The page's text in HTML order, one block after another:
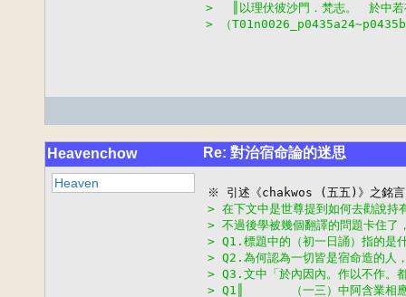
> 　║以理伏彼沙門．梵志。　於中
> （
Heavenchow Re: 對治宿命論的迷思
Heaven
> 在下文中是世尊提到如何去勸說持
> 不過後學被幾個翻譯的問題卡住了
> Q1.標題中的（初一日誦）指的
> Q2.為何認為一切皆是宿命造的人
> Q3.文中「於內因內。作以不作。
> Q1║　　　　（一三）中阿含業相